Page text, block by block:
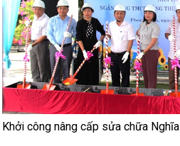
Khởi công nâng cấp sửa chữa